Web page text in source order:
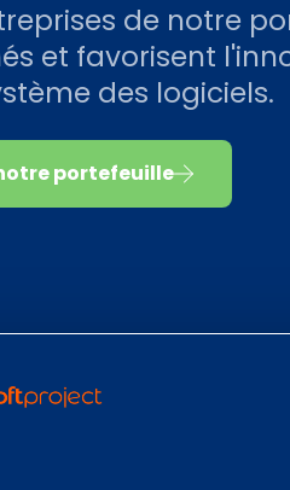
de notre
et favorisent
des logiciels.
portefeuille